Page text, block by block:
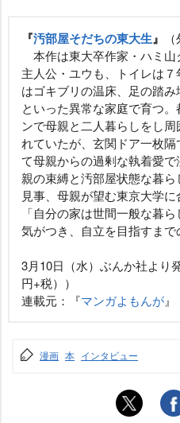
『汚部屋そだちの東大生』
本作は東大卒作家・ハミ山
主人公・ユウも、トイレは
はゴキブリの温床、足の踏
といった異常な家庭で育つ
ンで母親と二人暮らしをし
れていたが、玄関ドア一枚
て母親からの過剰な執着愛
親の束縛と汚部屋状態な暮
見事、母親が望む東京大学
「自分の家は世間一般な暮
気がつき、自立を目指すまで
3月10日（水）ぶんか社より
円+税））
連載元：『マンガよもんが』
漫画 本 インタビュー